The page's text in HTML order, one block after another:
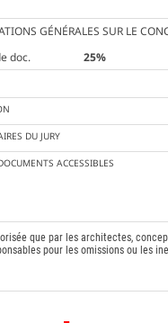
GÉNÉRALES SUR LE
doc.
25%
DU JURY
ACCESSIBLES
que par les architectes,
pour les omissions ou les